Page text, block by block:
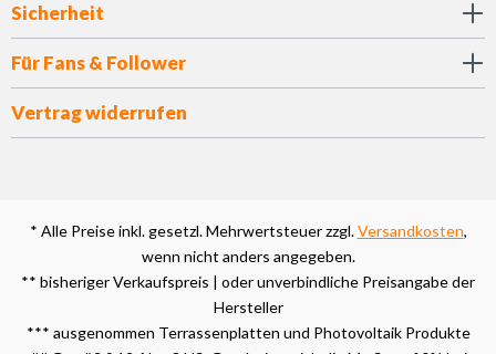
Sicherheit
Für Fans & Follower
Vertrag widerrufen
* Alle Preise inkl. gesetzl. Mehrwertsteuer zzgl.Versandkosten,
wenn nicht anders angegeben.
** bisheriger Verkaufspreis | oder unverbindliche Preisangabe der
Hersteller
*** ausgenommen Terrassenplatten und Photovoltaik Produkte